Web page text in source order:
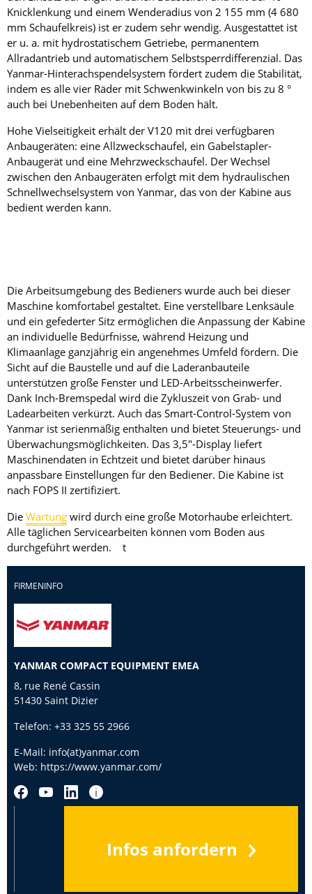
Knicklenkung und einem Wenderadius von 2 155 mm (4 680
mm Schaufelkreis) ist er zudem sehr wendig. Ausgestattet ist
er u. a. mit hydrostatischem Getriebe, permanentem
Allradantrieb und automatischem Selbstsperrdifferenzial. Das
Yanmar-Hinterachs­pendelsystem fördert zudem die Stabilität,
indem es alle vier Räder mit Schwenkwinkeln von bis zu 8 °
auch bei Unebenheiten auf dem Boden hält.
Hohe Vielseitigkeit erhält der V120 mit drei verfügbaren
Anbaugeräten: eine Allzweckschaufel, ein Gabelstapler-
Anbaugerät und eine Mehrzweckschaufel. Der Wechsel
zwischen den Anbaugeräten erfolgt mit dem hydraulischen
Schnellwechselsystem von Yanmar, das von der Kabine aus
bedient werden kann.
Die Arbeitsumgebung des Bedieners wurde auch bei dieser
Maschine komfortabel gestaltet. Eine verstellbare Lenksäule
und ein gefederter Sitz ermöglichen die Anpassung der Kabine
an individuelle Bedürfnisse, während Heizung und
Klimaanlage ganzjährig ein angenehmes Umfeld fördern. Die
Sicht auf die Baustelle und auf die Laderanbauteile
unterstützen große Fenster und LED-Arbeitsscheinwerfer.
Dank Inch-Bremspedal wird die Zykluszeit von Grab- und
Ladearbeiten verkürzt. Auch das Smart-Control-System von
Yanmar ist serienmäßig enthalten und bietet Steuerungs- und
Überwachungsmöglichkeiten. Das 3,5"-Display liefert
Maschinendaten in Echtzeit und bietet darüber hinaus
anpassbare Einstellungen für den Bediener. Die Kabine ist
nach FOPS II zertifiziert.
Die Wartung wird durch eine große Motorhaube erleichtert.
Alle täglichen Servicearbeiten können vom Boden aus
durchgeführt werden. t
FIRMENINFO
YANMAR COMPACT EQUIPMENT EMEA
8, rue René Cassin
51430 Saint Dizier
Telefon: +33 325 55 2966
E-Mail: info(at)yanmar.com
Web: https://www.yanmar.com/
Infos anfordern